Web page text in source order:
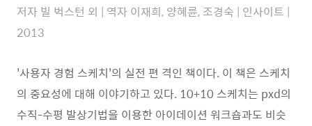
저자 빌 벅스턴 외 | 역자 이재희, 양혜륜, 조경숙 | 인사이트 |
2013
'사용자 경험 스케치'의 실전 편 격인 책이다. 이 책은 스케치
의 중요성에 대해 이야기하고 있다. 10+10 스케치는 pxd의
수직-수평 발상기법을 이용한 아이데이션 워크숍과도 비슷